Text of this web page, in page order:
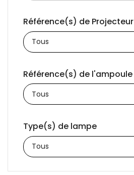
Référence(s) de Projecteur
Référence(s) de l'ampoule
Type(s) de lampe